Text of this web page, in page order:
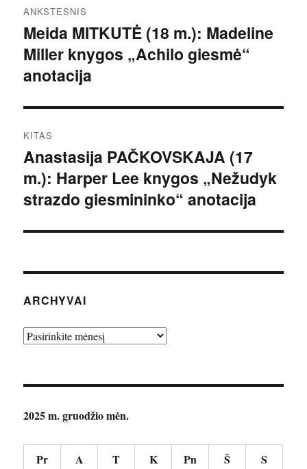
tarp
įrašų
ANKSTESNIS
Ankstesnis
įrašas:
Meida MITKUTĖ (18 m.): Madeline
Miller knygos „Achilo giesmė“
anotacija
KITAS
Kitas
įrašas:
Anastasija PAČKOVSKAJA (17
m.): Harper Lee knygos „Nežudyk
strazdo giesmininko“ anotacija
ARCHYVAI
Archyvai
2025 m. gruodžio mėn.
Pr A T K Pn Š S